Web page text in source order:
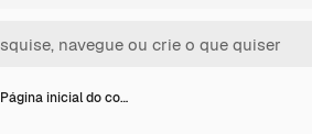
Página inicial do co…